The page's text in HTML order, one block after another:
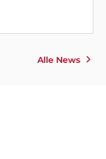
Alle News